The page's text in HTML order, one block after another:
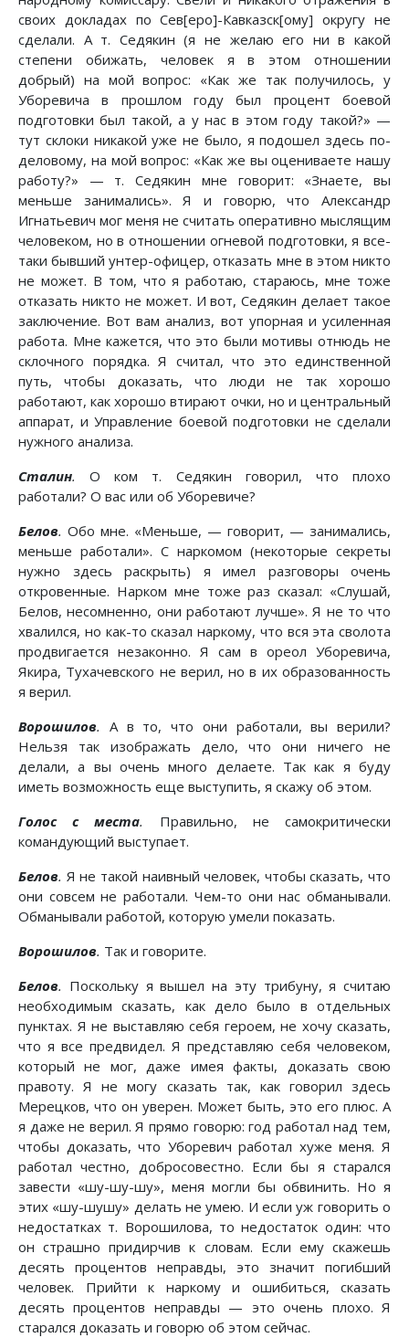
своих докладах по Сев[еро]-Кавказск[ому] округу не
сделали. А т. Седякин (я не желаю его ни в какой
степени обижать, человек я в этом отношении
добрый) на мой вопрос: «Как же так получилось, у
Уборевича в прошлом году был процент боевой
подготовки был такой, а у нас в этом году такой?» —
тут склоки никакой уже не было, я подошел здесь по-
деловому, на мой вопрос: «Как же вы оцениваете нашу
работу?» — т. Седякин мне говорит: «Знаете, вы
меньше занимались». Я и говорю, что Александр
Игнатьевич мог меня не считать оперативно мыслящим
человеком, но в отношении огневой подготовки, я все-
таки бывший унтер-офицер, отказать мне в этом никто
не может. В том, что я работаю, стараюсь, мне тоже
отказать никто не может. И вот, Седякин делает такое
заключение. Вот вам анализ, вот упорная и усиленная
работа. Мне кажется, что это были мотивы отнюдь не
склочного порядка. Я считал, что это единственной
путь, чтобы доказать, что люди не так хорошо
работают, как хорошо втирают очки, но и центральный
аппарат, и Управление боевой подготовки не сделали
нужного анализа.
Сталин. О ком т. Седякин говорил, что плохо
работали? О вас или об Уборевиче?
Белов. Обо мне. «Меньше, — говорит, — занимались,
меньше работали». С наркомом (некоторые секреты
нужно здесь раскрыть) я имел разговоры очень
откровенные. Нарком мне тоже раз сказал: «Слушай,
Белов, несомненно, они работают лучше». Я не то что
хвалился, но как-то сказал наркому, что вся эта сволота
продвигается незаконно. Я сам в ореол Уборевича,
Якира, Тухачевского не верил, но в их образованность
я верил.
Ворошилов. А в то, что они работали, вы верили?
Нельзя так изображать дело, что они ничего не
делали, а вы очень много делаете. Так как я буду
иметь возможность еще выступить, я скажу об этом.
Голос с места.
Правильно, не самокритически
командующий выступает.
Белов. Я не такой наивный человек, чтобы сказать, что
они совсем не работали. Чем-то они нас обманывали.
Обманывали работой, которую умели показать.
Ворошилов. Так и говорите.
Белов. Поскольку я вышел на эту трибуну, я считаю
необходимым сказать, как дело было в отдельных
пунктах. Я не выставляю себя героем, не хочу сказать,
что я все предвидел. Я представляю себя человеком,
который не мог, даже имея факты, доказать свою
правоту. Я не могу сказать так, как говорил здесь
Мерецков, что он уверен. Может быть, это его плюс. А
я даже не верил. Я прямо говорю: год работал над тем,
чтобы доказать, что Уборевич работал хуже меня. Я
работал честно, добросовестно. Если бы я старался
завести «шу-шу-шу», меня могли бы обвинить. Но я
этих «шу-шушу» делать не умею. И если уж говорить о
недостатках т. Ворошилова, то недостаток один: что
он страшно придирчив к словам. Если ему скажешь
десять процентов неправды, это значит погибший
человек. Прийти к наркому и ошибиться, сказать
десять процентов неправды — это очень плохо. Я
старался доказать и говорю об этом сейчас.